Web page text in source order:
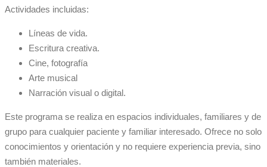
Actividades incluidas:
Líneas de vida.
Escritura creativa.
Cine, fotografía
Arte musical
Narración visual o digital.
Este programa se realiza en espacios individuales, familiares y de
grupo para cualquier paciente y familiar interesado. Ofrece no solo
conocimientos y orientación y no requiere experiencia previa, sino
también materiales.